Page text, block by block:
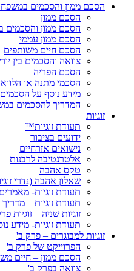
הסכם ממון והסכמים
הסכם ממון
הסכם ממון והסכמים
הסכם ממון עממי
הסכם חיים משותפים
צוואה והסכמים בין
הסכם הפריה
הסכמי מתנה או
מידע נוסף על
המדריך להסכמים
זוגיות
תעודת זוגיות™
ידועים בציבור
נישואים אזרחיים
אלטרנטיבה לרבנות
טקס אהבה
שאלון אהבה (נדרי
תעודת זוגיות-
תעודת זוגיות – מדריך
זוגיות שניה – זוגיות
תעודת זוגיות- מידע
זוגיות למבוגרים – פרק ב'
הפרוייקט של פרק ב'
הסכם ממון – חיים
צוואה בפרק ב'